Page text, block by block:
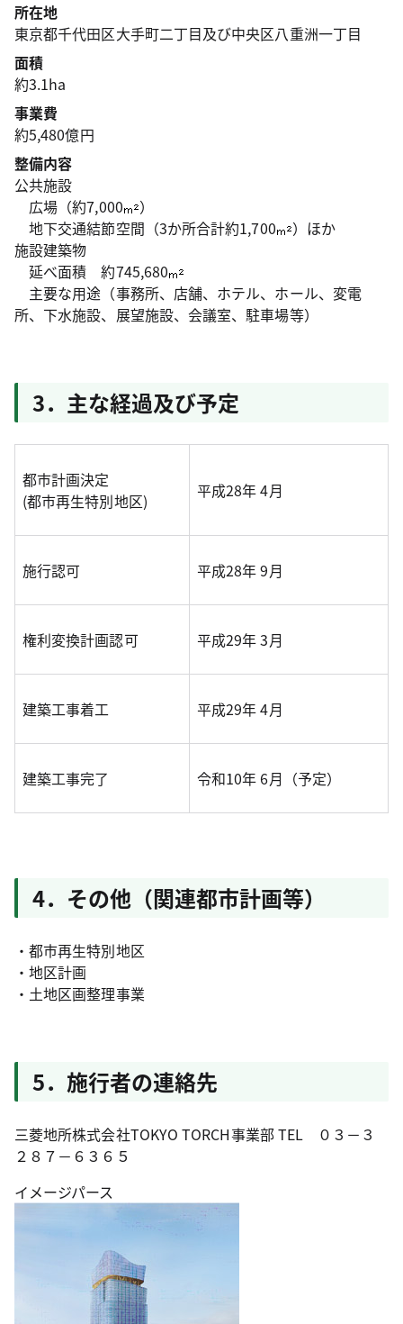
所在地
東京都千代田区大手町二丁目及び中央区八重洲一丁目
面積
約3.1ha
事業費
約5,480億円
整備内容
公共施設
広場（約7,000
）
地下交通結節空間（3か所合計約1,700
）ほか
施設建築物
延べ面積 約745,680
主要な用途（事務所、店舗、ホテル、ホール、変電
所、下水施設、展望施設、会議室、駐車場等）
3．主な経過及び予定
都市計画決定
(都市再生特別地区)
平成28年 4月
施行認可 平成28年 9月
権利変換計画認可 平成29年 3月
建築工事着工 平成29年 4月
建築工事完了 令和10年 6月（予定）
4．その他（関連都市計画等）
・都市再生特別地区
・地区計画
・土地区画整理事業
5．施行者の連絡先
三菱地所株式会社TOKYO TORCH事業部 TEL ０３－３
２８７－６３６５
イメージパース